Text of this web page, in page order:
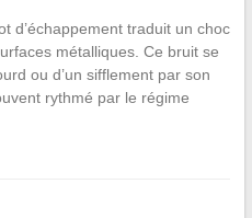
d’échappement traduit un choc
métalliques. Ce bruit se
ou d’un sifflement par son
rythmé par le régime